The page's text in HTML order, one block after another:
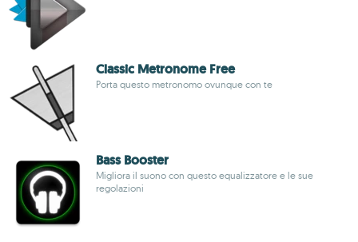
Classic Metronome Free
Porta questo metronomo ovunque con te
Bass Booster
Migliora il suono con questo equalizzatore e le sue
regolazioni